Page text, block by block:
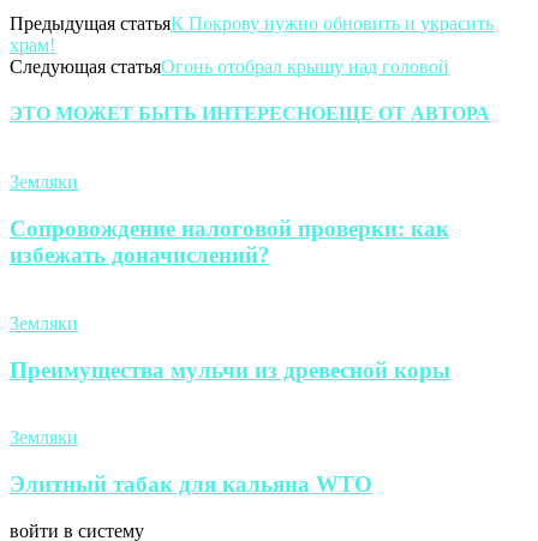
Предыдущая статьяК Покрову нужно обновить и украсить
храм!
Следующая статьяОгонь отобрал крышу над головой
ЭТО МОЖЕТ БЫТЬ ИНТЕРЕСНОЕЩЕ ОТ АВТОРА
Земляки
Сопровождение налоговой проверки: как
избежать доначислений?
Земляки
Преимущества мульчи из древесной коры
Земляки
Элитный табак для кальяна WTO
войти в систему